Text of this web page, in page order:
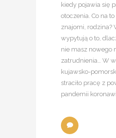
kiedy pojawia się
otoczenia. Co na
znajomi, rodzina?
wypytują o to,
nie masz nowego
zatrudnienia… W
kujawsko-
straciło pracę z
pandemii